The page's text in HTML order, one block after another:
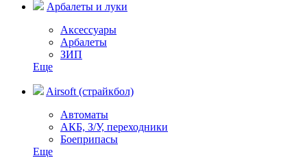
Арбалеты и луки
Аксессуары
Арбалеты
ЗИП
Еще
Airsoft (страйкбол)
Автоматы
АКБ, З/У, переходники
Боеприпасы
Еще